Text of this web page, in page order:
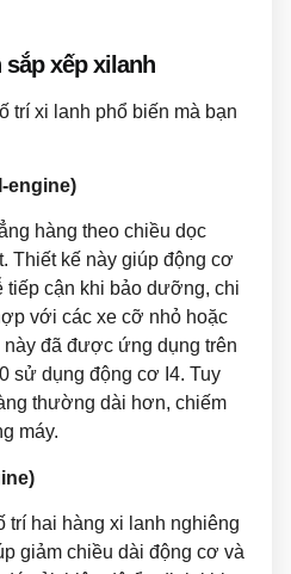
sắp xếp xilanh
trí xi lanh phổ biến mà bạn
engine)
hàng theo chiều dọc
Thiết kế này giúp động cơ
tiếp cận khi bảo dưỡng, chi
với các xe cỡ nhỏ hoặc
đã được ứng dụng trên
sử dụng động cơ I4. Tuy
thường dài hơn, chiếm
máy.
trí hai hàng xi lanh nghiêng
giảm chiều dài động cơ và